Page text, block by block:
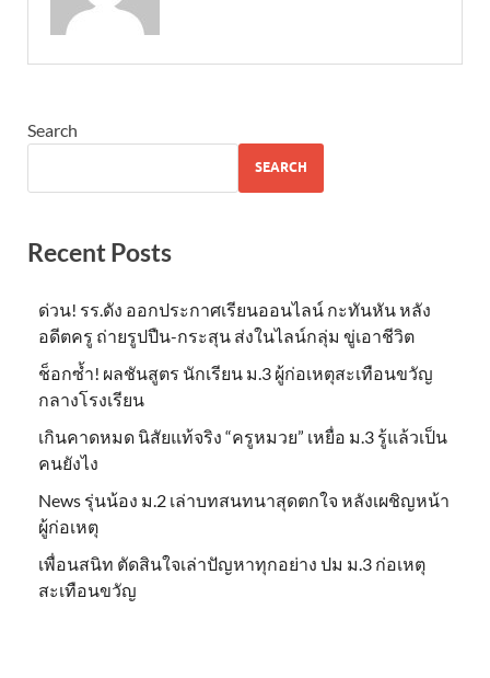
Search
SEARCH
Recent Posts
ด่วน! รร.ดัง ออกประกาศเรียนออนไลน์ กะทันหัน หลัง
อดีตครู ถ่ายรูปปืน-กระสุน ส่งในไลน์กลุ่ม ขู่เอาชีวิต
ช็อกซ้ำ! ผลชันสูตร นักเรียน ม.3 ผู้ก่อเหตุสะเทือนขวัญ
กลางโรงเรียน
เกินคาดหมด นิสัยแท้จริง “ครูหมวย” เหยื่อ ม.3 รู้แล้วเป็น
คนยังไง
News รุ่นน้อง ม.2 เล่าบทสนทนาสุดตกใจ หลังเผชิญหน้า
ผู้ก่อเหตุ
เพื่อนสนิท ตัดสินใจเล่าปัญหาทุกอย่าง ปม ม.3 ก่อเหตุ
สะเทือนขวัญ